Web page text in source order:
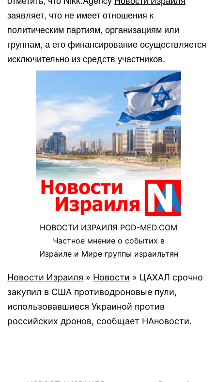
заявляет, что не имеет отношения к
политическим партиям, организациям или
группам, а его финансирование осуществляется
исключительно из средств участников.
НОВОСТИ ИЗРАИЛЯ POD-MED.COM
Частное мнение о событих в
Израиле и Мире группы израильтян
Новости Израиля » Новости » ЦАХАЛ срочно
закупил в США противодроновые пули,
использовавшиеся Украиной против
российских дронов, сообщает НАновости.